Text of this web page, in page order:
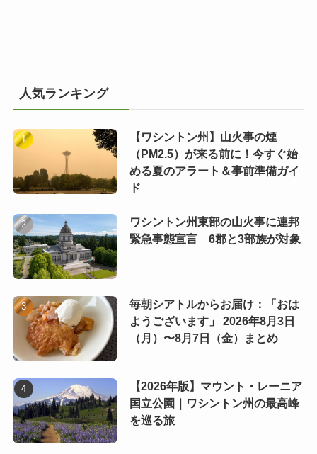
人気ランキング
【ワシントン州】山火事の煙
（PM2.5）が来る前に！今すぐ始
める夏のアラート＆事前準備ガイ
ド
ワシントン州東部の山火事に連邦
緊急事態宣言 6郡と3部族が対象
毎朝シアトルからお届け：「おは
ようございます」 2026年8月3日
（月）〜8月7日（金）まとめ
【2026年版】マウント・レーニア
国立公園｜ワシントン州の最高峰
を巡る旅